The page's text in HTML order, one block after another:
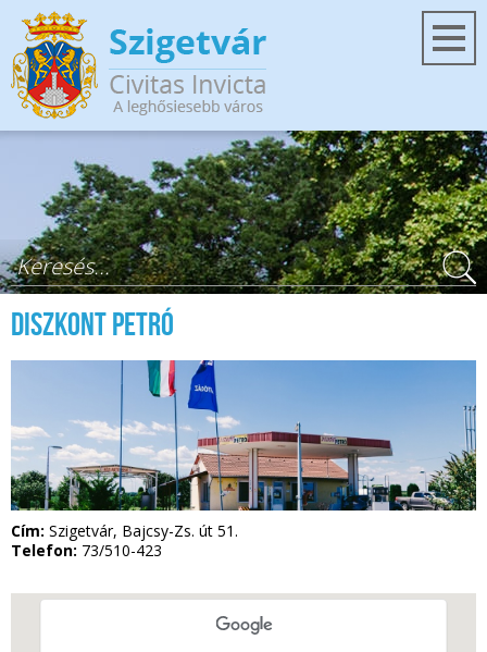
Ugrás a tartalomra
Keresés űrlap
Diszkont Petró
Cím: Szigetvár, Bajcsy-Zs. út 51.
Telefon: 73/510-423